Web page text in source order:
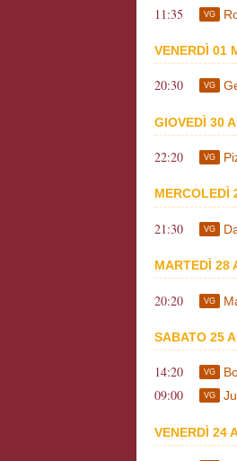
11:35 VG
VENERDÌ 01
20:30 VG
GIOVEDÌ 30
22:20 VG
MERCOLEDÌ
21:30 VG
MARTEDÌ 28
20:20 VG
SABATO 25
14:20 VG
09:00 VG
VENERDÌ 24